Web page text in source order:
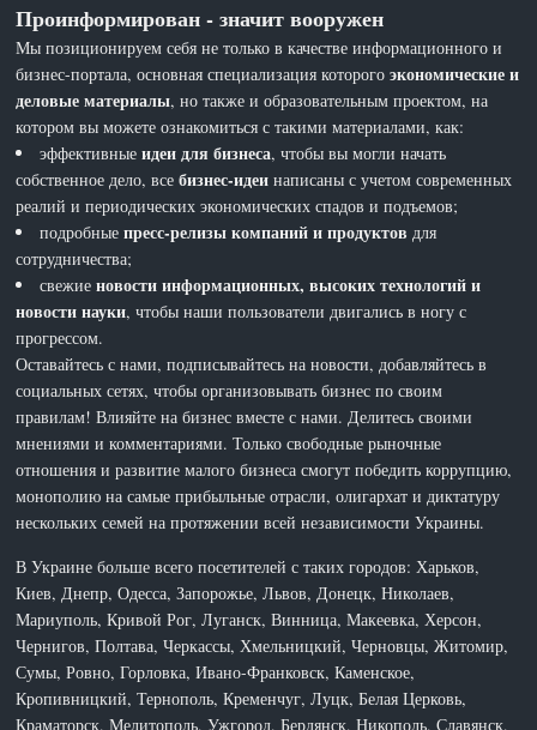
Проинформирован - значит вооружен
Мы позиционируем себя не только в качестве информационного и
бизнес-портала, основная специализация которогоэкономические и
деловые материалы, но также и образовательным проектом, на
котором вы можете ознакомиться с такими материалами, как:
эффективныеидеи для бизнеса, чтобы вы могли начать
собственное дело, всебизнес-идеи написаны с учетом современных
реалий и периодических экономических спадов и подъемов;
подробныепресс-релизы компаний и продуктов для
сотрудничества;
свежиеновости информационных, высоких технологий и
новости науки, чтобы наши пользователи двигались в ногу с
прогрессом.
Оставайтесь с нами, подписывайтесь на новости, добавляйтесь в
социальных сетях, чтобы организовывать бизнес по своим
правилам! Влияйте на бизнес вместе с нами. Делитесь своими
мнениями и комментариями. Только свободные рыночные
отношения и развитие малого бизнеса смогут победить коррупцию,
монополию на самые прибыльные отрасли, олигархат и диктатуру
нескольких семей на протяжении всей независимости Украины.
В Украине больше всего посетителей с таких городов: Харьков,
Киев, Днепр, Одесса, Запорожье, Львов, Донецк, Николаев,
Мариуполь, Кривой Рог, Луганск, Винница, Макеевка, Херсон,
Чернигов, Полтава, Черкассы, Хмельницкий, Черновцы, Житомир,
Сумы, Ровно, Горловка, Ивано-Франковск, Каменское,
Кропивницкий, Тернополь, Кременчуг, Луцк, Белая Церковь,
Краматорск, Мелитополь, Ужгород, Бердянск, Никополь, Славянск,